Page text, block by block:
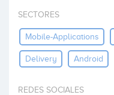
Invest
SECTORES
Mobile-Applications
Delivery Android
REDES SOCIALES